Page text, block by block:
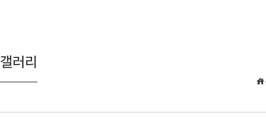
갤러리